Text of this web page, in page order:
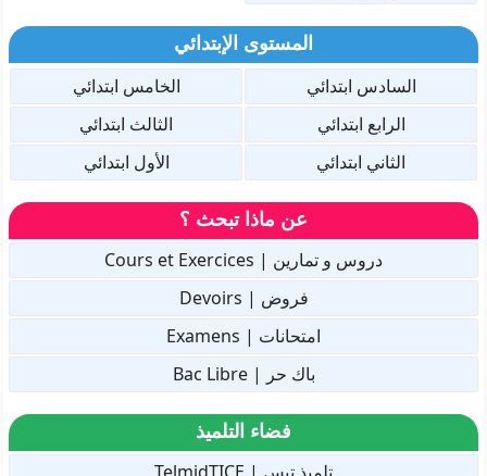
المستوى الإبتدائي
السادس ابتدائي
الخامس ابتدائي
الرابع ابتدائي
الثالث ابتدائي
الثاني ابتدائي
الأول ابتدائي
عن ماذا تبحث ؟
دروس و تمارين | Cours et Exercices
فروض | Devoirs
امتحانات | Examens
باك حر | Bac Libre
فضاء التلميذ